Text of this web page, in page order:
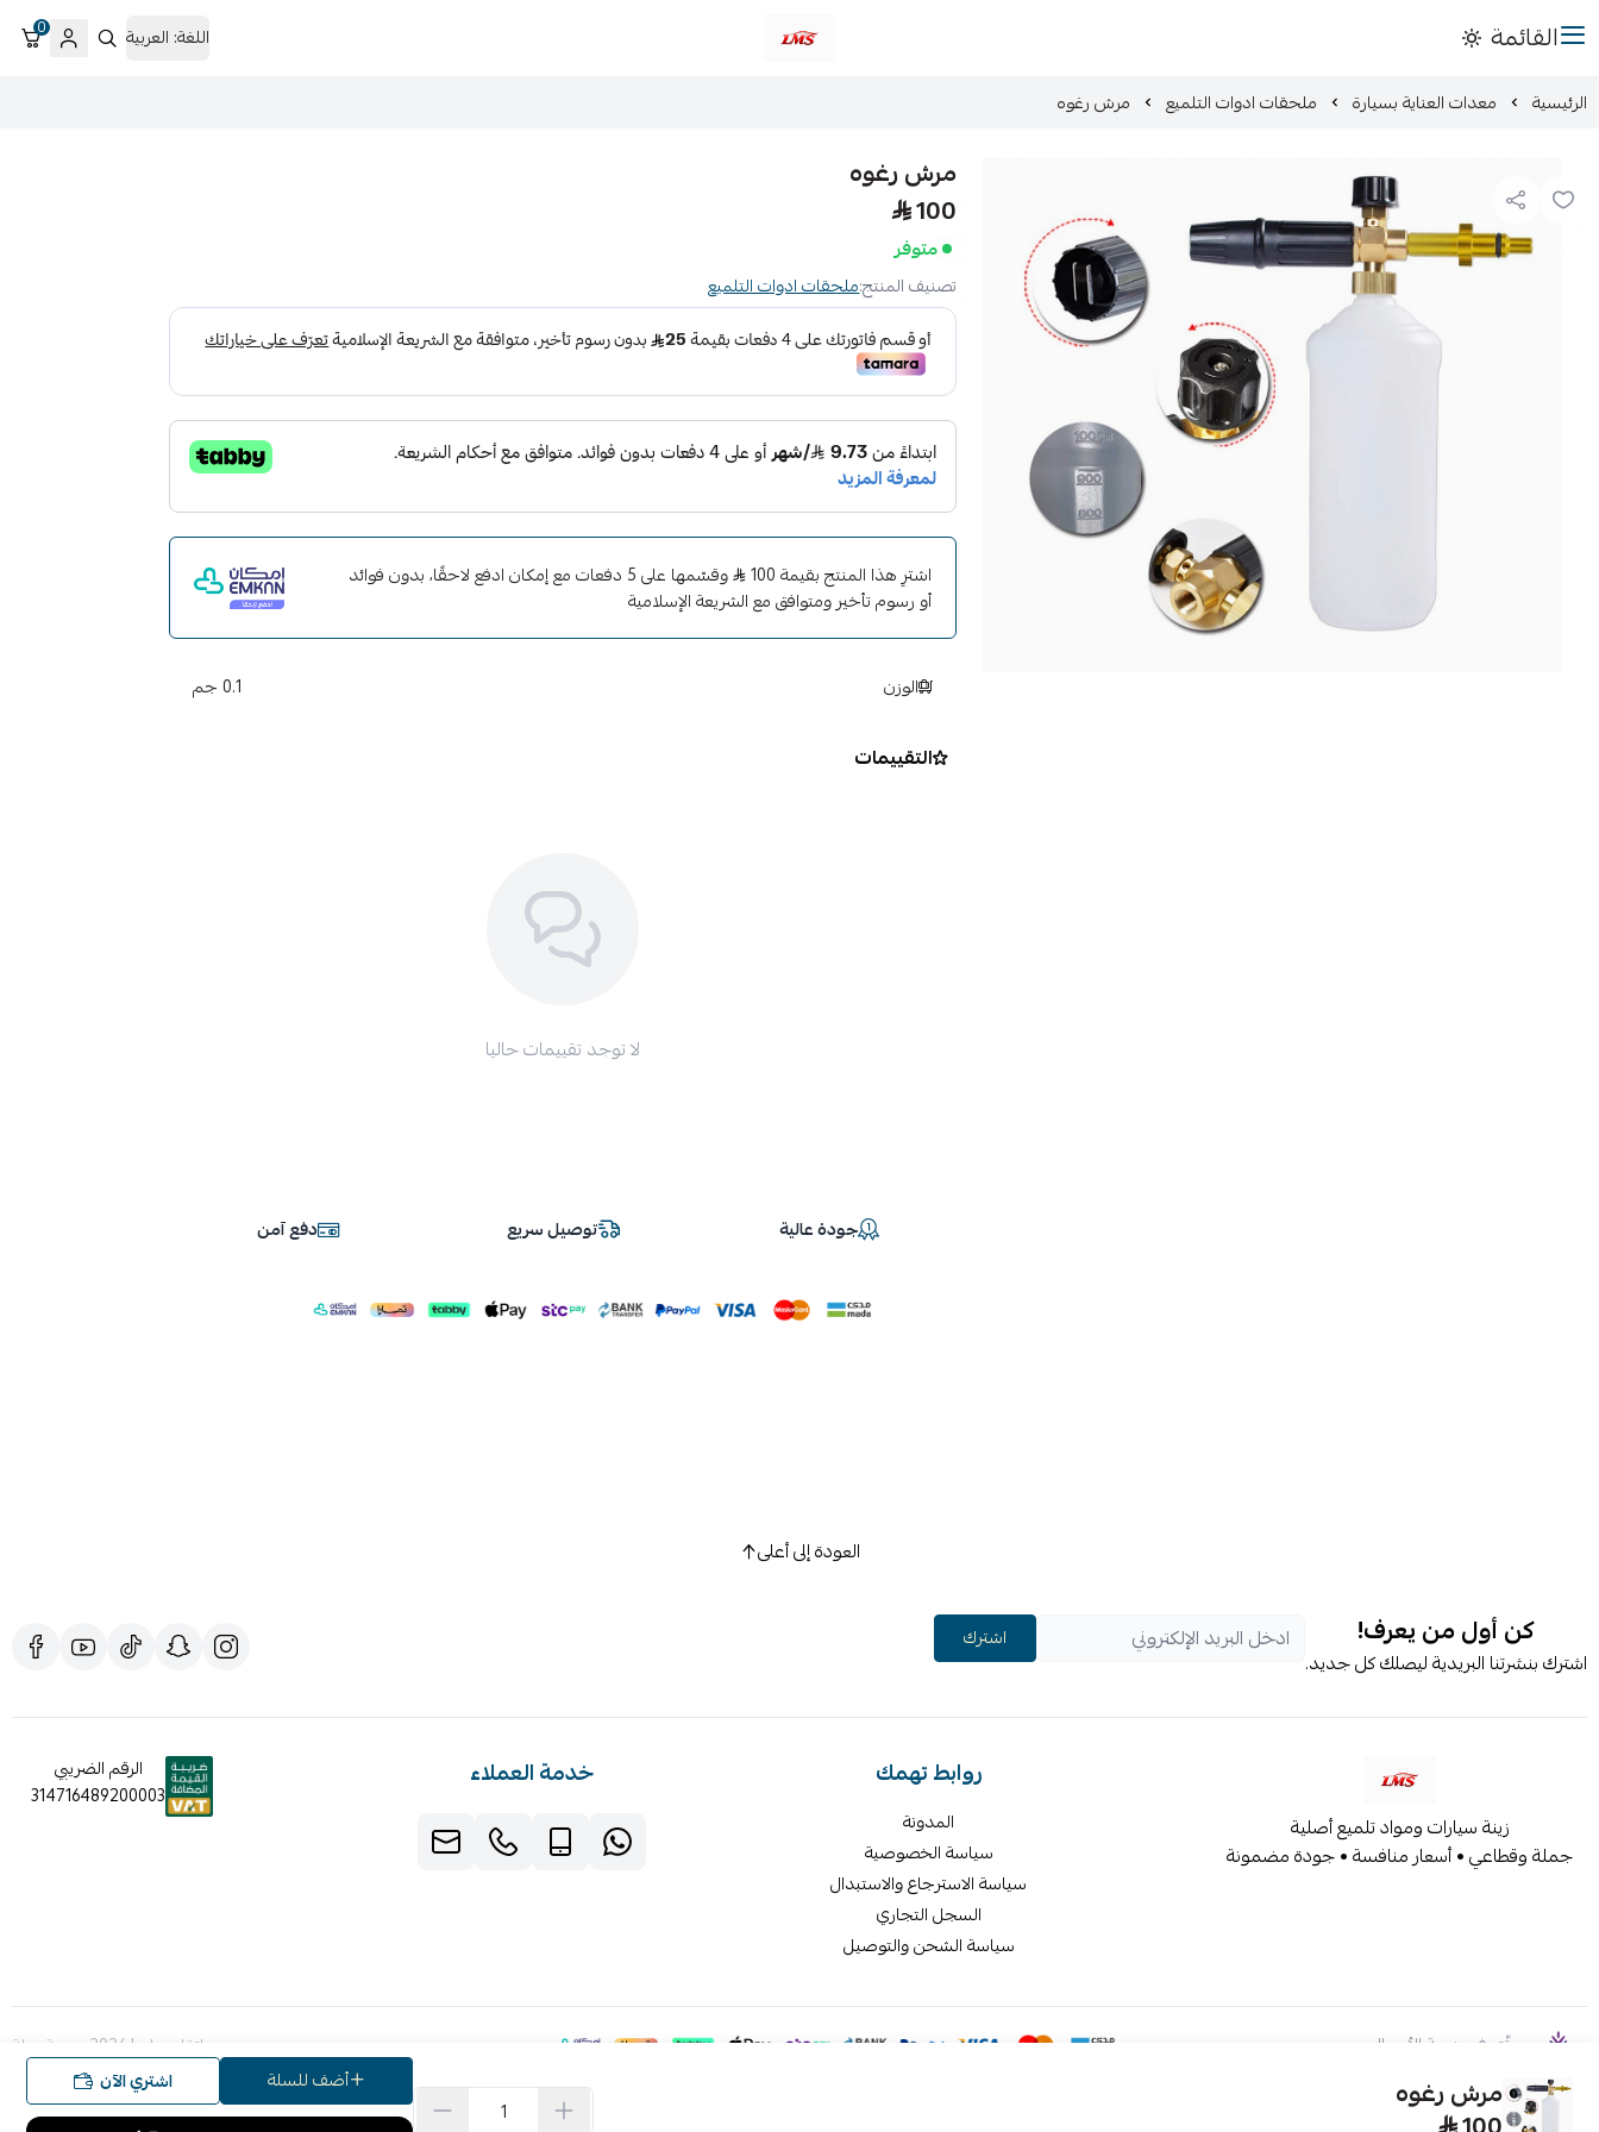
القائمة متجر لمسات الشرقية لزينة سيارات LMS اللغة: العربية 0
الرئيسية معدات العناية بسيارة ملحقات ادوات التلميع مرش رغوه
مرش رغوه
100
متوفر
تصنيف المنتج:ملحقات ادوات التلميع
اشترِ هذا المنتج بقيمة 100
وقسّمها على 5 دفعات مع إمكان ادفع لاحقًا، بدون فوائد
أو رسوم تأخير ومتوافق مع الشريعة الإسلامية
الوزن 0.1 جم
مرش رغوه أضف للسلة اشتري الآن
التقييمات
لا توجد تقييمات حاليا
جودة عالية توصيل سريع دفع آمن
العودة إلى أعلى
كن أول من يعرف!
اشترك بنشرتنا البريدية ليصلك كل جديد.
اشترك
زينة سيارات ومواد تلميع أصلية
جملة وقطاعي • أسعار منافسة • جودة مضمونة
روابط تهمك
المدونة
سياسة الخصوصية
سياسة الاسترجاع والاستبدال
السجل التجاري
سياسة الشحن والتوصيل
خدمة العملاء
الرقم الضريبي
314716489200003
موثّق في منصة الأعمال صنع بإتقان على | 2026 منصة سلة